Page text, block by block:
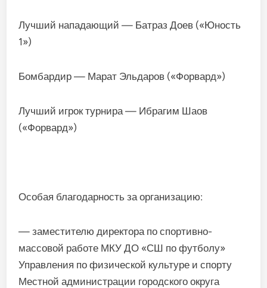
Лучший нападающий — Батраз Доев («Юность
1»)
Бомбардир — Марат Эльдаров («Форвард»)
Лучший игрок турнира — Ибрагим Шаов
(«Форвард»)
Особая благодарность за организацию:
— заместителю директора по спортивно-
массовой работе МКУ ДО «СШ по футболу»
Управления по физической культуре и спорту
Местной администрации городского округа